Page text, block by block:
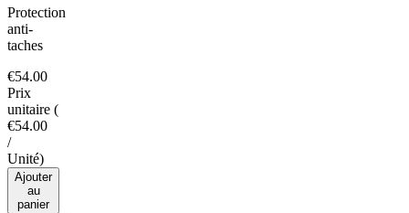
Protection
anti-
taches
€54.00
Prix
unitaire (
€54.00
/
Unité)
Ajouter
au
panier